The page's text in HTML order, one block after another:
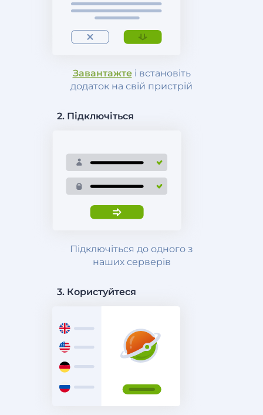
Завантажтеі встановіть
додаток на свій пристрій
2. Підключіться
Підключіться до одного з
наших серверів
3. Користуйтеся